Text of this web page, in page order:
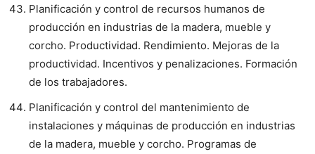
Planificación y control de recursos humanos de
producción en industrias de la madera, mueble y
corcho. Productividad. Rendimiento. Mejoras de la
productividad. Incentivos y penalizaciones. Formación
de los trabajadores.
Planificación y control del mantenimiento de
instalaciones y máquinas de producción en industrias
de la madera, mueble y corcho. Programas de